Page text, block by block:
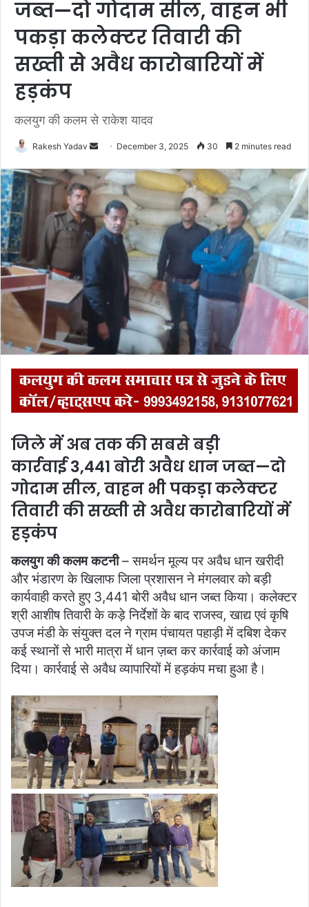
जब्त—दो गोदाम सील, वाहन भी
पकड़ा कलेक्टर तिवारी की
सख्ती से अवैध कारोबारियों में
हड़कंप
कलयुग की कलम से राकेश यादव
Rakesh Yadav
n
d
a
n
e
m
l
December 3, 2025 30 2 minutes read
जिले में अब तक की सबसे बड़ी
कार्रवाई 3,441 बोरी अवैध धान जब्त—दो
गोदाम सील, वाहन भी पकड़ा कलेक्टर
तिवारी की सख्ती से अवैध कारोबारियों में
हड़कंप
कलयुग की कलम कटनी– समर्थन मूल्य पर अवैध धान खरीदी
और भंडारण के खिलाफ जिला प्रशासन ने मंगलवार को बड़ी
कार्यवाही करते हुए 3,441 बोरी अवैध धान जब्त किया। कलेक्टर
श्री आशीष तिवारी के कड़े निर्देशों के बाद राजस्व, खाद्य एवं कृषि
उपज मंडी के संयुक्त दल ने ग्राम पंचायत पहाड़ी में दबिश देकर
कई स्थानों से भारी मात्रा में धान ज़ब्त कर कार्रवाई को अंजाम
दिया। कार्रवाई से अवैध व्यापारियों में हड़कंप मचा हुआ है।